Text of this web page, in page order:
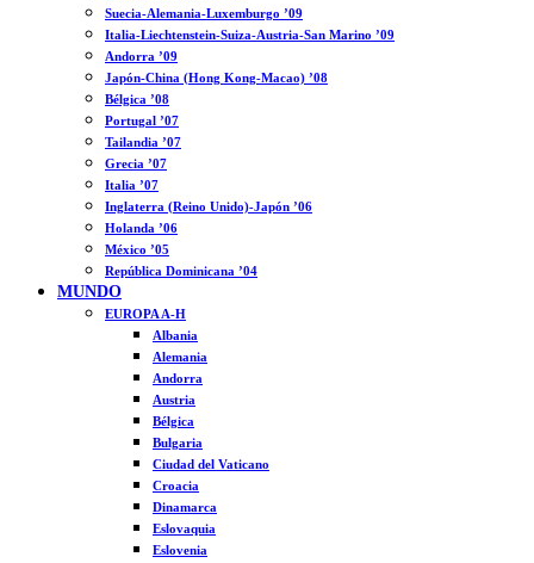
Suecia-Alemania-Luxemburgo ’09
Italia-Liechtenstein-Suiza-Austria-San Marino ’09
Andorra ’09
Japón-China (Hong Kong-Macao) ’08
Bélgica ’08
Portugal ’07
Tailandia ’07
Grecia ’07
Italia ’07
Inglaterra (Reino Unido)-Japón ’06
Holanda ’06
México ’05
República Dominicana ’04
MUNDO
EUROPA A-H
Albania
Alemania
Andorra
Austria
Bélgica
Bulgaria
Ciudad del Vaticano
Croacia
Dinamarca
Eslovaquia
Eslovenia